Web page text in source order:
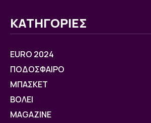
ΚΑΤΗΓΟΡΙΕΣ
EURO 2024
ΠΟΔΟΣΦΑΙΡΟ
ΜΠΑΣΚΕΤ
ΒOΛΕΙ
MAGAZINE